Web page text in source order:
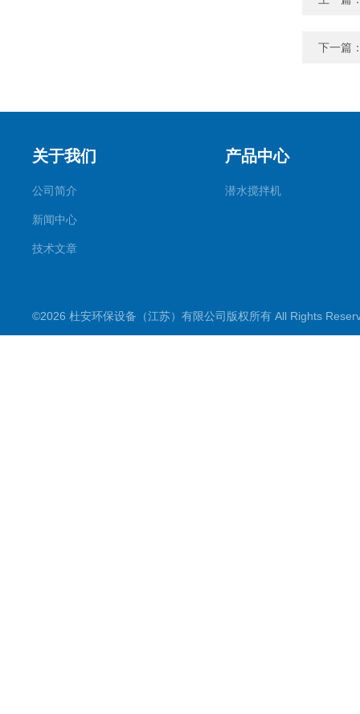
下一篇
关于我们
公司简介
新闻中心
技术文章
产品中心
潜水搅拌机
©2026 杜安环保设备（江苏）有限公司版权所有 All Rights